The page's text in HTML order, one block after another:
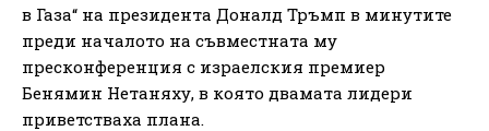
в Газа“ на президента Доналд Тръмп в минутите
преди началото на съвместната му
пресконференция с израелския премиер
Бенямин Нетаняху, в която двамата лидери
приветстваха плана.